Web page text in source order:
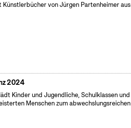
von Jürgen Partenheimer aus
2024
Kinder und Jugendliche, Schulklassen und
Menschen zum abwechslungsreichen